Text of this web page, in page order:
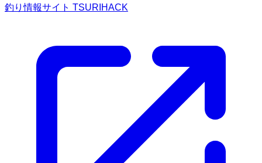
釣り情報サイト TSURIHACK